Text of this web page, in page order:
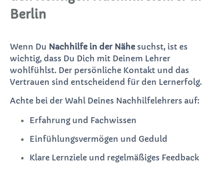
Berlin
Wenn Du Nachhilfe in der Nähe suchst, ist es
wichtig, dass Du Dich mit Deinem Lehrer
wohlfühlst. Der persönliche Kontakt und das
Vertrauen sind entscheidend für den Lernerfolg.
Achte bei der Wahl Deines Nachhilfelehrers auf:
Erfahrung und Fachwissen
Einfühlungsvermögen und Geduld
Klare Lernziele und regelmäßiges Feedback